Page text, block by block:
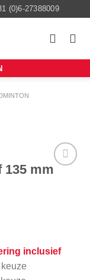
(0)6-27388009
Aan mijn
135 mm
inclusief